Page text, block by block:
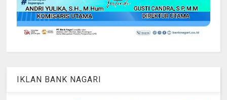
IKLAN BANK NAGARI